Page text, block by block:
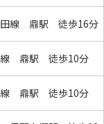
田線 鼎駅 徒歩16分
鼎駅 徒歩10分
鼎駅 徒歩10分